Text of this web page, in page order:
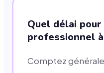
Quel délai
professionnel
Comptez